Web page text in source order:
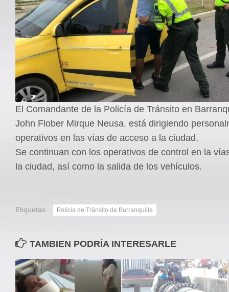
El Comandante de la Policía de Tránsito en
John Flober Mirque Neusa. está dirigiendo
operativos en las vías de acceso a la ciudad.
Se continuan con los operativos de control en la
la ciudad, así como la salida de los vehículos.
Etiquetas: Policia de Tránsito de Barranquilla
TAMBIEN PODRÍA INTERESARLE